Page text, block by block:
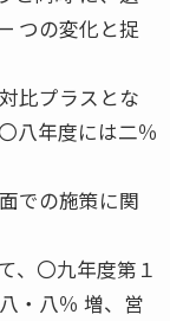
つの変化と捉
比プラスとな
八年度には二％
での施策に関
、〇九年度第１
・八％ 増、営